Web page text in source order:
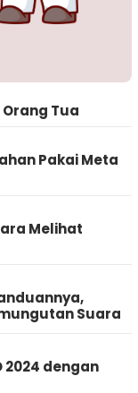
Tua
Pakai Meta
Melihat
Suara
2024 dengan